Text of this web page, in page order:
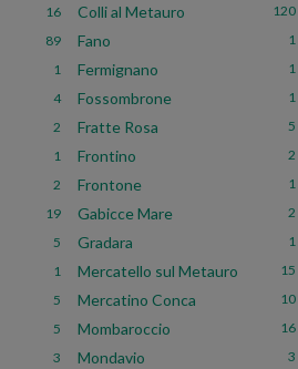
16 Colli al Metauro
89 Fano
1 Fermignano
4 Fossombrone
2 Fratte Rosa
1 Frontino
2 Frontone
19 Gabicce Mare
5 Gradara
1 Mercatello sul Metauro
5 Mercatino Conca
5 Mombaroccio
3 Mondavio
120
1
1
1
5
2
1
2
1
15
10
16
3